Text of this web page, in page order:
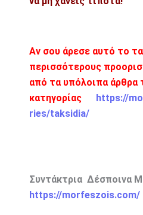
Αν σου άρεσε αυτό το
περισσότερους
από τα υπόλοιπα άρθρα
κατηγορίας
https://
ries/taksidia/
Συντάκτρια Δέσποινα
https://morfeszois.com/